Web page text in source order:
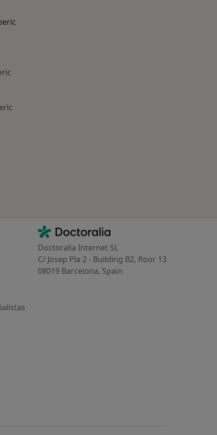
Contacto
Doctoralia - Página de inicio
Doctoralia Internet SL
C/ Josep Pla 2 - Building B2, floor 13
08019 Barcelona, Spain